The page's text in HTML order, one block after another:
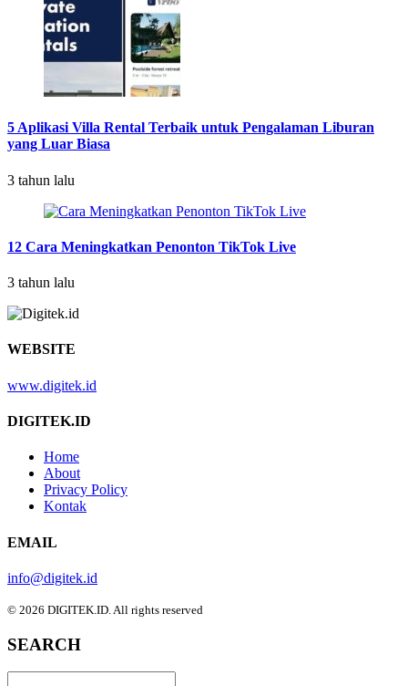
5 Aplikasi Villa Rental Terbaik untuk Pengalaman Liburan
yang Luar Biasa
3 tahun lalu
12 Cara Meningkatkan Penonton TikTok Live
3 tahun lalu
WEBSITE
www.digitek.id
DIGITEK.ID
Home
About
Privacy Policy
Kontak
EMAIL
info@digitek.id
© 2026 DIGITEK.ID. All rights reserved
SEARCH